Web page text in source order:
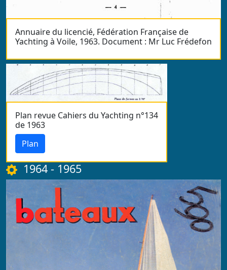
Annuaire du licencié, Fédération Française de
Yachting à Voile, 1963. Document : Mr Luc Frédefon
Plan revue Cahiers du Yachting n°134
de 1963
Plan
1964 - 1965